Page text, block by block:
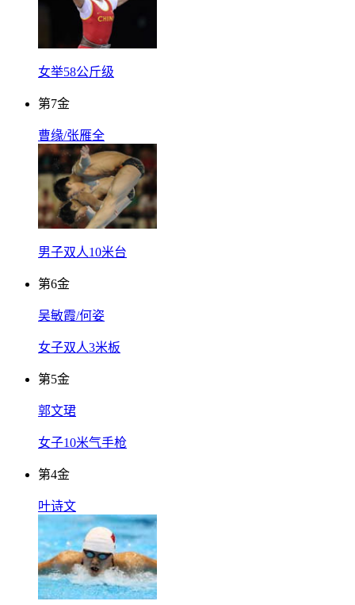
女举58公斤级
第7金
曹缘/张雁全
男子双人10米台
第6金
吴敏霞/何姿
女子双人3米板
第5金
郭文珺
女子10米气手枪
第4金
叶诗文